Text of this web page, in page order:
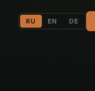
RU EN DE